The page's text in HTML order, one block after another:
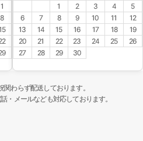
1
8
1
2 3 4
5
6
7 8 9 10 11
12
13
14 15 16 17 18
19
20
21 22 23 24 25
26
27
28 29 30
わらず配送しております。
・メールなども対応しております。